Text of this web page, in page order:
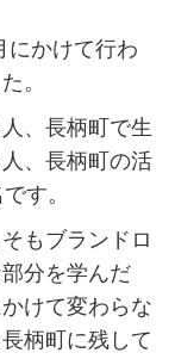
にかけて行わ
。
、長柄町で生
、長柄町の活
す。
もブランドロ
分を学んだ
けて変わらな
柄町に残して